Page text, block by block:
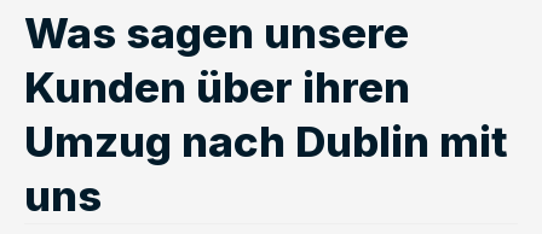
Was sagen unsere
Kunden über ihren
Umzug nach Dublin mit
uns